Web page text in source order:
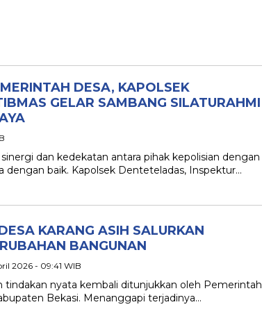
DESA, KAPOLSEK
GELAR SAMBANG SILATURAHMI
dan kedekatan antara pihak kepolisian dengan
baik. Kapolsek Denteteladas, Inspektur…
KARANG ASIH SALURKAN
BANGUNAN
2026 - 09:41 WIB
tindakan nyata kembali ditunjukkan oleh Pemerintah
Bekasi. Menanggapi terjadinya…